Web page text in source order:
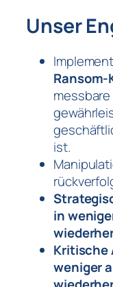
Unser
Ransom-
ist.
in
Kritische
weniger